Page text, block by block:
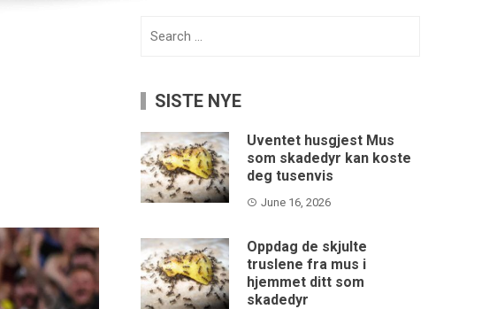
SISTE NYE
Uventet husgjest Mus
som skadedyr kan koste
deg tusenvis
June 16, 2026
Oppdag de skjulte
truslene fra mus i
hjemmet ditt som
skadedyr